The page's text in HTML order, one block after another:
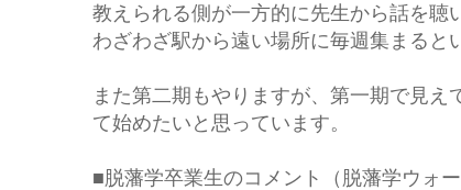
教えられる側が一方的に先生から話を聴
わざわざ駅から遠い場所に毎週集まると
また第二期もやりますが、第一期で見
て始めたいと思っています。
■脱藩学卒業生のコメント（脱藩学ウォ